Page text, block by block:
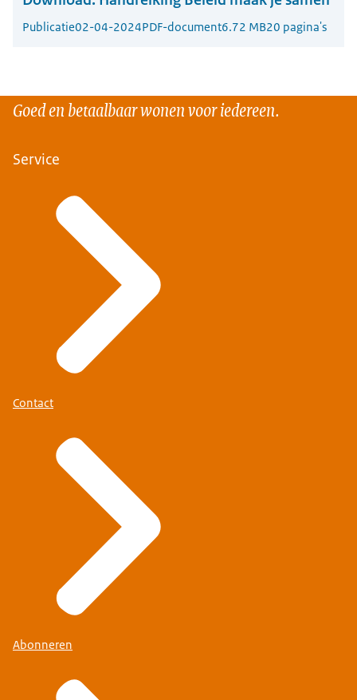
Publicatie02-04-2024PDF-document6.72 MB20 pagina's
Goed en betaalbaar wonen voor iedereen.
Service
Contact
Abonneren